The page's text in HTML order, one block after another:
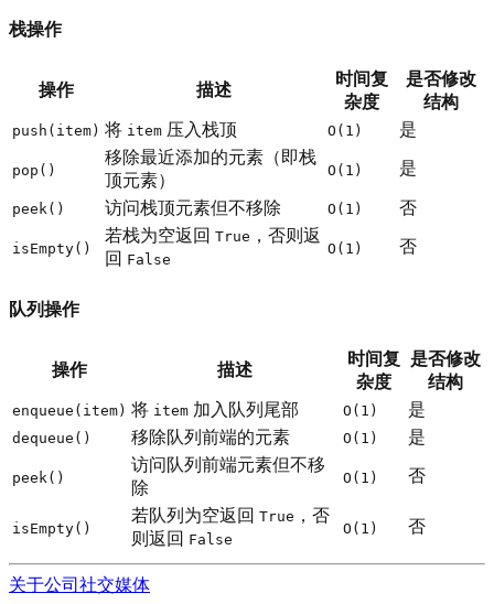
栈操作
操作 描述
时间复
杂度
是否修改
结构
push(item) 将 item 压入栈顶 O(1) 是
pop()
移除最近添加的元素（即栈
顶元素）
O(1) 是
peek() 访问栈顶元素但不移除 O(1) 否
isEmpty()
若栈为空返回 True ，否则返
回 False
O(1) 否
队列操作
操作 描述
时间复
杂度
是否修改
结构
enqueue(item) 将 item 加入队列尾部 O(1) 是
dequeue() 移除队列前端的元素 O(1) 是
peek()
访问队列前端元素但不移
除
O(1) 否
isEmpty()
若队列为空返回 True ，否
则返回 False
O(1) 否
关于公司 社交媒体